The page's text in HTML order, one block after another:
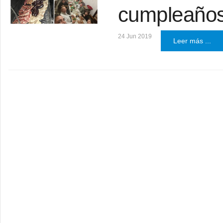
24 Jun 2019
Leer más ...